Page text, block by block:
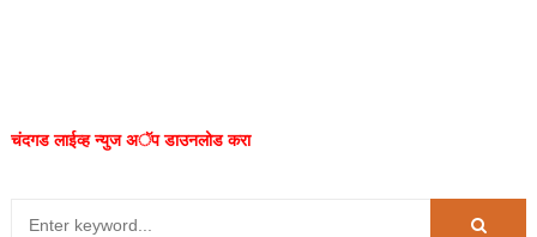
चंदगड लाईव्ह न्युज अॅप डाउनलोड करा